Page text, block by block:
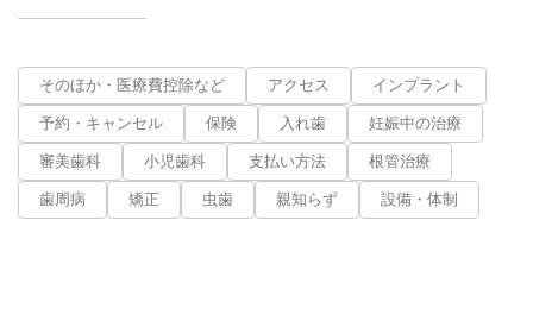
そのほか・医療費控除など アクセス インプラント
予約・キャンセル 保険 入れ歯 妊娠中の治療
審美歯科 小児歯科 支払い方法 根管治療
歯周病 矯正 虫歯 親知らず 設備・体制